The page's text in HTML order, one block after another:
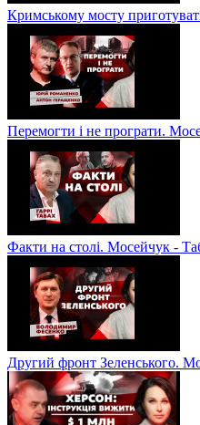
Кримському мосту
Перемогти і не програти.
Факти на столі. Мосейчук -
Другий фронт Зеленського.